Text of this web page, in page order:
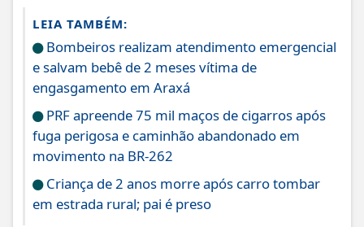
LEIA TAMBÉM:
Bombeiros realizam atendimento emergencial
e salvam bebê de 2 meses vítima de
engasgamento em Araxá
PRF apreende 75 mil maços de cigarros após
fuga perigosa e caminhão abandonado em
movimento na BR-262
Criança de 2 anos morre após carro tombar
em estrada rural; pai é preso